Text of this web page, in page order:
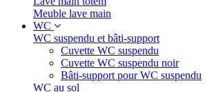
Meuble lave main
WC
WC suspendu et bâti-support
Cuvette WC suspendu
Cuvette WC suspendu noir
Bâti-support pour WC suspendu
WC au sol